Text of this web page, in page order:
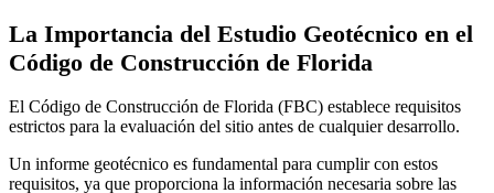
La Importancia del Estudio Geotécnico en el
Código de Construcción de Florida
El Código de Construcción de Florida (FBC) establece requisitos
estrictos para la evaluación del sitio antes de cualquier desarrollo.
Un informe geotécnico es fundamental para cumplir con estos
requisitos, ya que proporciona la información necesaria sobre las